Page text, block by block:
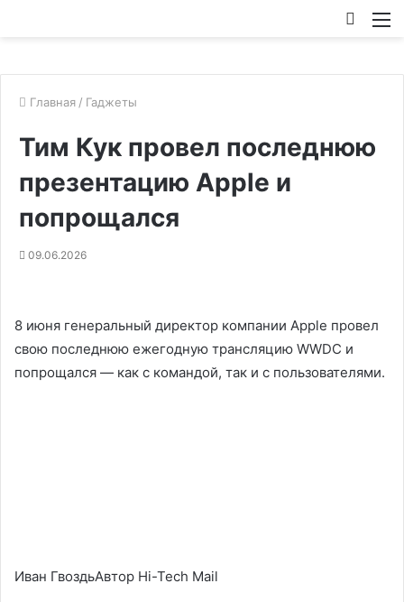
Главная / Гаджеты
Тим Кук провел последнюю
презентацию Apple и
попрощался
09.06.2026
8 июня генеральный директор компании Apple провел
свою последнюю ежегодную трансляцию WWDC и
попрощался — как с командой, так и с пользователями.
Иван ГвоздьАвтор Hi-Tech Mail